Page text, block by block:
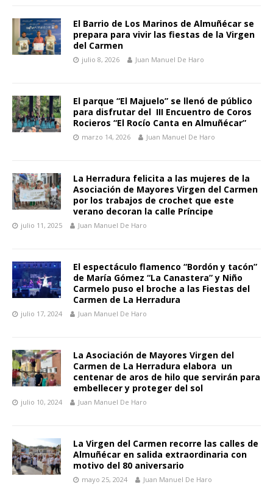
El Barrio de Los Marinos de Almuñécar se
prepara para vivir las fiestas de la Virgen
del Carmen
julio 8, 2026 Juan Manuel De Haro
El parque “El Majuelo” se llenó de público
para disfrutar del III Encuentro de Coros
Rocieros “El Rocío Canta en Almuñécar”
marzo 14, 2026 Juan Manuel De Haro
La Herradura felicita a las mujeres de la
Asociación de Mayores Virgen del Carmen
por los trabajos de crochet que este
verano decoran la calle Príncipe
julio 11, 2025 Juan Manuel De Haro
El espectáculo flamenco “Bordón y tacón”
de María Gómez “La Canastera” y Niño
Carmelo puso el broche a las Fiestas del
Carmen de La Herradura
julio 17, 2024 Juan Manuel De Haro
La Asociación de Mayores Virgen del
Carmen de La Herradura elabora un
centenar de aros de hilo que servirán para
embellecer y proteger del sol
julio 10, 2024 Juan Manuel De Haro
La Virgen del Carmen recorre las calles de
Almuñécar en salida extraordinaria con
motivo del 80 aniversario
mayo 25, 2024 Juan Manuel De Haro